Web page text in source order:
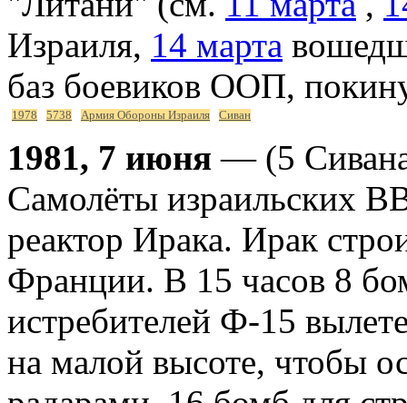
Израиля, 14 марта
баз боевиков ООП,
1978 5738 Армия Обороны Израиля Сиван
1981, 7 июня — (5
Самолёты израильских
реактор Ирака. Ирак
Франции. В 15 часов 8
истребителей Ф-15
на малой высоте, чтобы